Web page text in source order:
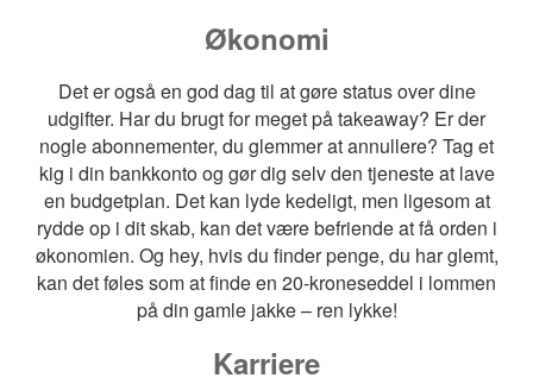
Økonomi
Det er også en god dag til at gøre status over dine
udgifter. Har du brugt for meget på takeaway? Er der
nogle abonnementer, du glemmer at annullere? Tag et
kig i din bankkonto og gør dig selv den tjeneste at lave
en budgetplan. Det kan lyde kedeligt, men ligesom at
rydde op i dit skab, kan det være befriende at få orden i
økonomien. Og hey, hvis du finder penge, du har glemt,
kan det føles som at finde en 20-kroneseddel i lommen
på din gamle jakke – ren lykke!
Karriere